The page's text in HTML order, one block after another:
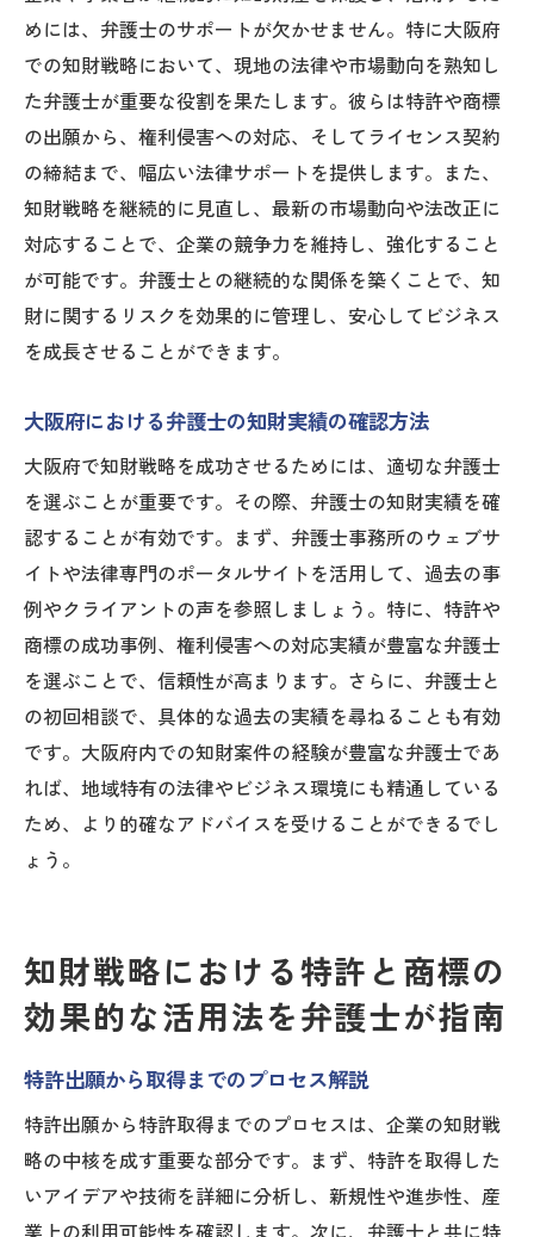
めには、弁護士のサポートが欠かせません。特に大阪府
での知財戦略において、現地の法律や市場動向を熟知し
た弁護士が重要な役割を果たします。彼らは特許や商標
の出願から、権利侵害への対応、そしてライセンス契約
の締結まで、幅広い法律サポートを提供します。また、
知財戦略を継続的に見直し、最新の市場動向や法改正に
対応することで、企業の競争力を維持し、強化すること
が可能です。弁護士との継続的な関係を築くことで、知
財に関するリスクを効果的に管理し、安心してビジネス
を成長させることができます。
大阪府における弁護士の知財実績の確認方法
大阪府で知財戦略を成功させるためには、適切な弁護士
を選ぶことが重要です。その際、弁護士の知財実績を確
認することが有効です。まず、弁護士事務所のウェブサ
イトや法律専門のポータルサイトを活用して、過去の事
例やクライアントの声を参照しましょう。特に、特許や
商標の成功事例、権利侵害への対応実績が豊富な弁護士
を選ぶことで、信頼性が高まります。さらに、弁護士と
の初回相談で、具体的な過去の実績を尋ねることも有効
です。大阪府内での知財案件の経験が豊富な弁護士であ
れば、地域特有の法律やビジネス環境にも精通している
ため、より的確なアドバイスを受けることができるでし
ょう。
知財戦略における特許と商標の
効果的な活用法を弁護士が指南
特許出願から取得までのプロセス解説
特許出願から特許取得までのプロセスは、企業の知財戦
略の中核を成す重要な部分です。まず、特許を取得した
いアイデアや技術を詳細に分析し、新規性や進歩性、産
業上の利用可能性を確認します。次に、弁護士と共に特